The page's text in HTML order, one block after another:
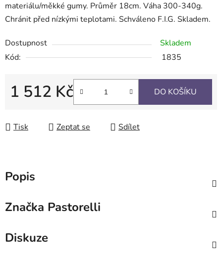
materiálu/měkké gumy. Průměr 18cm. Váha 300-340g.
Chránit před nízkými teplotami. Schváleno F.I.G. Skladem.
Dostupnost
Skladem
Kód:
1835
1 512 Kč DO KOŠÍKU
Tisk Zeptat se Sdílet
Popis
Značka Pastorelli
Diskuze